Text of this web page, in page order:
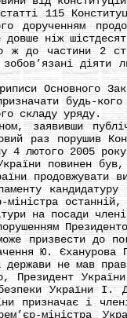
115
дорученням
ніж
частини 2 ст. 19
зобов’язані
Основного
будь-
складу уряду.
публічно
раз порушив
4 лютого 2005
повинен був,
продовжувати
міністра
на посади
призвести до
Ю. Єханурова
не мав
України
України І.
призначає і
міністра